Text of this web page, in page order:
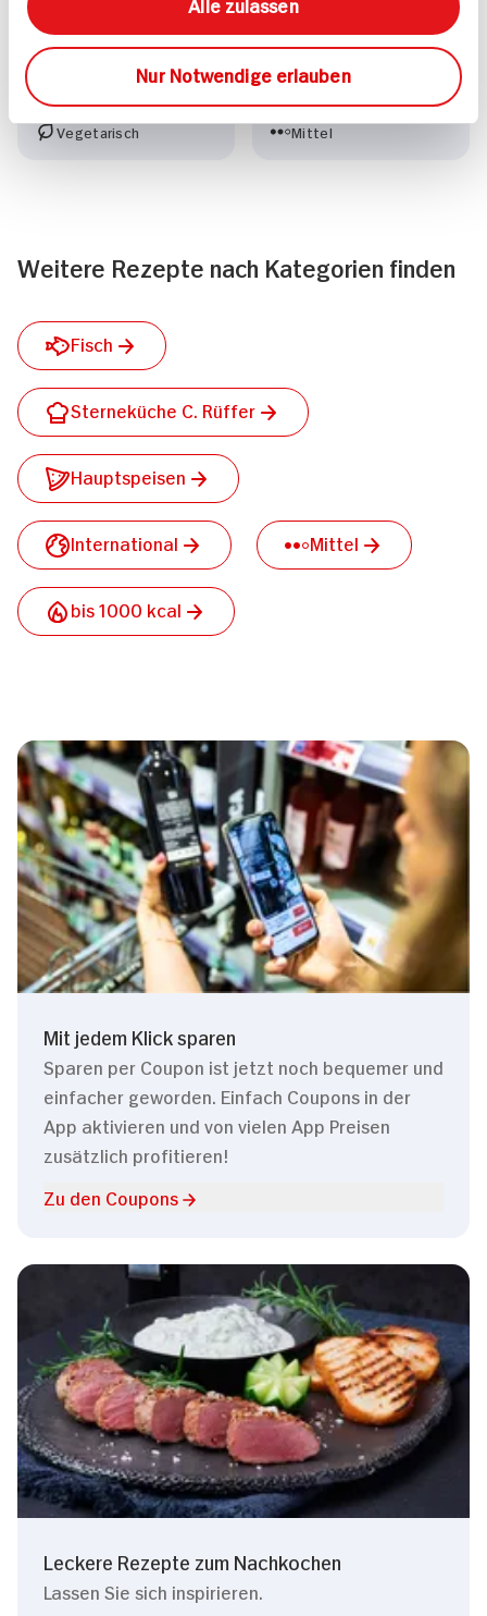
Nur Notwendige erlauben
662 kcal p. Portion
Vegan
Vegetarisch
Feuerfleisch
20 min
1.107 kcal p. Portion
Mittel
Weitere Rezepte nach Kategorien finden
Fisch
Sterneküche C. Rüffer
Hauptspeisen
International Mittel
bis 1000 kcal
Mit jedem Klick sparen
Sparen per Coupon ist jetzt noch bequemer und
einfacher geworden. Einfach Coupons in der
App aktivieren und von vielen App Preisen
zusätzlich profitieren!
Zu den Coupons
Leckere Rezepte zum Nachkochen
Lassen Sie sich inspirieren.